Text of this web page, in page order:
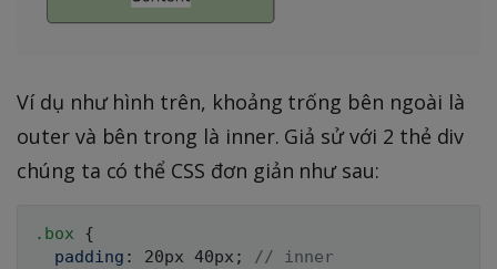
Ví dụ như hình trên, khoảng trống bên ngoài là
outer và bên trong là inner. Giả sử với 2 thẻ div
chúng ta có thể CSS đơn giản như sau:
.box {
padding : 20px 40px ;
// inner